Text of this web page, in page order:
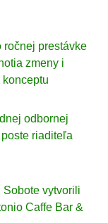
ročnej prestávke
zmeny i
odbornej
riaditeľa
Sobote vytvorili
Caffe Bar &